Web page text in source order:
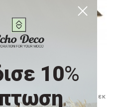
με φερμουάρ ριγέ 45x45x6 εκ
10%